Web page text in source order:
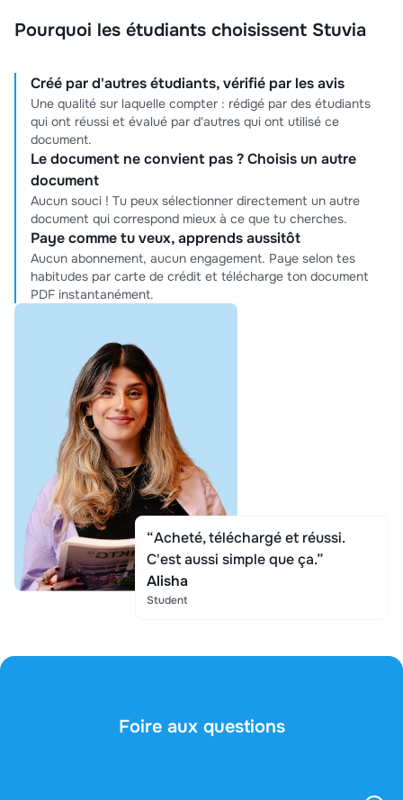
Pourquoi les étudiants choisissent Stuvia
Créé par d'autres étudiants, vérifié par les avis
Une qualité sur laquelle compter : rédigé par des étudiants
qui ont réussi et évalué par d'autres qui ont utilisé ce
document.
Le document ne convient pas ? Choisis un autre
document
Aucun souci ! Tu peux sélectionner directement un autre
document qui correspond mieux à ce que tu cherches.
Paye comme tu veux, apprends aussitôt
Aucun abonnement, aucun engagement. Paye selon tes
habitudes par carte de crédit et télécharge ton document
PDF instantanément.
“Acheté, téléchargé et réussi.
C'est aussi simple que ça.”
Alisha
Student
Foire aux questions